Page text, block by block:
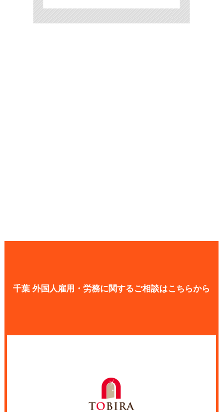
千葉 外国人雇用・労務に関するご相談はこちらから